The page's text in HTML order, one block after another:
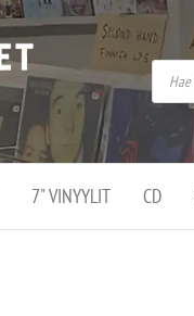
Stupido
Market –
verkossa
ja
kivijalassa
Stupido Market on
vaihtoehtomusaan
erikoistunut
verkko- sekä
kivijalkakauppa
Helsingissä
Kallion
7" VINYYLIT CD